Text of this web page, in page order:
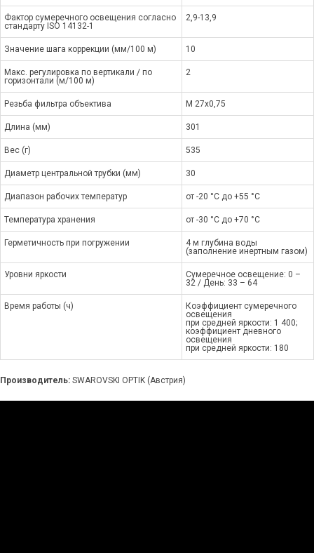
Фактор сумеречного освещения согласно
стандарту ISO 14132-1
2,9-13,9
Значение шага коррекции (мм/100 м) 10
Макс. регулировка по вертикали / по
горизонтали (м/100 м)
2
Резьба фильтра объектива M 27x0,75
Длина (мм) 301
Вес (г) 535
Диаметр центральной трубки (мм) 30
Диапазон рабочих температур от -20 °C до +55 °C
Температура хранения от -30 °C до +70 °C
Герметичность при погружении
4 м глубина воды
(заполнение инертным газом)
Уровни яркости
Сумеречное освещение: 0 –
32 / День: 33 – 64
Время работы (ч)
Коэффициент сумеречного
освещения
при средней яркости: 1 400;
коэффициент дневного
освещения
при средней яркости: 180
Производитель: SWAROVSKI OPTIK (Австрия)